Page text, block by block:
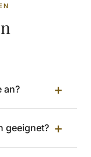
an? +
geeignet? +